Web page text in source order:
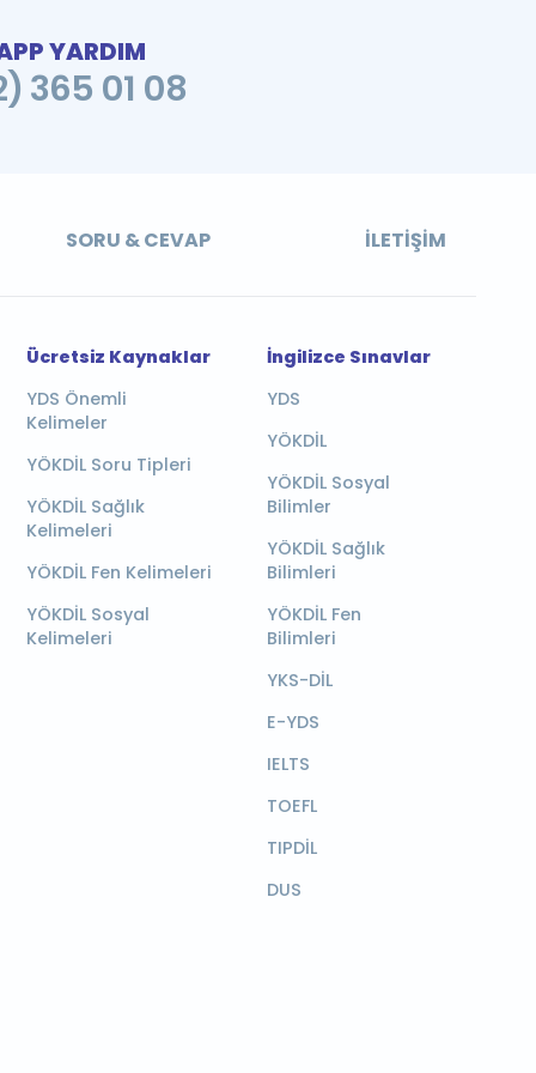
YARDIM
365 01 08
SORU & CEVAP İLETIŞIM
Ücretsiz Kaynaklar
YDS Önemli
Kelimeler
YÖKDİL Soru Tipleri
YÖKDİL Sağlık
Kelimeleri
YÖKDİL Fen Kelimeleri
YÖKDİL Sosyal
Kelimeleri
İngilizce Sınavlar
YDS
YÖKDİL
YÖKDİL Sosyal
Bilimler
YÖKDİL Sağlık
Bilimleri
YÖKDİL Fen
Bilimleri
YKS-DİL
E-YDS
IELTS
TOEFL
TIPDİL
DUS